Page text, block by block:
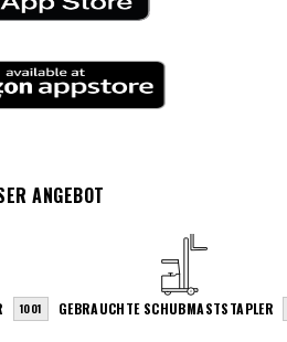
ANGEBOT
1001 GEBRAUCHTE SCHUBMASTSTAPLER